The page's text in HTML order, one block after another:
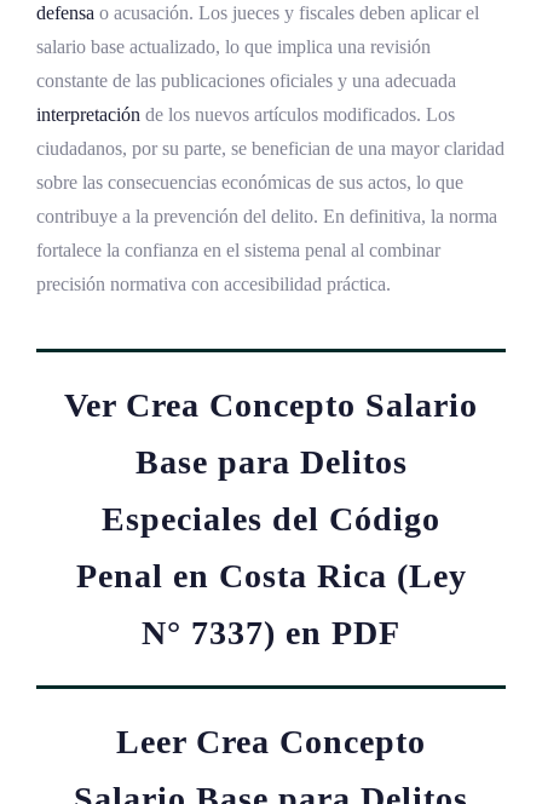
defensa o acusación. Los jueces y fiscales deben aplicar el
salario base actualizado, lo que implica una revisión
constante de las publicaciones oficiales y una adecuada
interpretación de los nuevos artículos modificados. Los
ciudadanos, por su parte, se benefician de una mayor claridad
sobre las consecuencias económicas de sus actos, lo que
contribuye a la prevención del delito. En definitiva, la norma
fortalece la confianza en el sistema penal al combinar
precisión normativa con accesibilidad práctica.
Ver Crea Concepto Salario
Base para Delitos
Especiales del Código
Penal en Costa Rica (Ley
N° 7337) en PDF
Leer Crea Concepto